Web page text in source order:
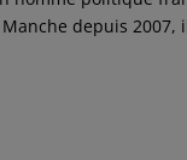
depuis 2007,